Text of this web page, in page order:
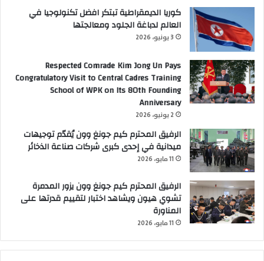
كوريا الديمقراطية تبتكر افضل تكنولوجيا في
العالم لدباغة الجلود ومعالجتها
3 يونيو، 2026
Respected Comrade Kim Jong Un Pays
Congratulatory Visit to Central Cadres Training
School of WPK on Its 80th Founding
Anniversary
2 يونيو، 2026
الرفيق المحترم كيم جونغ وون يُقدّم توجيهات
ميدانية في إحدى كبرى شركات صناعة الذخائر
11 مايو، 2026
الرفيق المحترم كيم جونغ وون يزور المدمرة
تشوي هيون ويشاهد اختبار لتقييم قدرتها على
المناورة
11 مايو، 2026